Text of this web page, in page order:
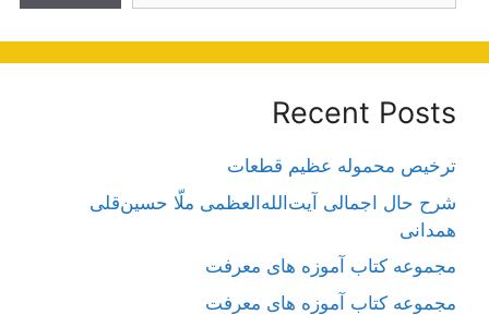
Recent Posts
ترخیص محموله عظیم قطعات
شرح حال اجمالی آیت‌الله‌العظمی ملّا حسین‌قلی
همدانی
مجموعه کتاب آموزه های معرفت
مجموعه کتاب آموزه های معرفت